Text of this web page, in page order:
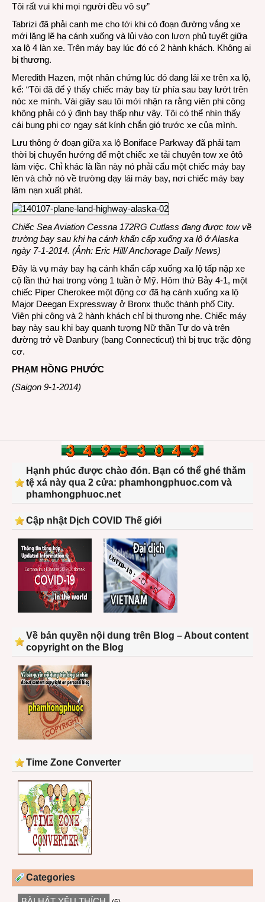
Tôi rất vui khi mọi người đều vô sự”
Tabrizi đã phải canh me cho tới khi có đoạn đường vắng xe
mới lặng lẽ hạ cánh xuống và lủi vào con lươn phủ tuyết giữa
xa lộ 4 làn xe. Trên máy bay lúc đó có 2 hành khách. Không ai
bị thương.
Meredith Hazen, một nhân chứng lúc đó đang lái xe trên xa lộ,
kể: “Tôi đã để ý thấy chiếc máy bay từ phía sau bay lướt trên
nóc xe mình. Vài giây sau tôi mới nhận ra rằng viên phi công
không phải có ý định bay thấp như vậy. Tôi có thể nhìn thấy
cái bụng phi cơ ngay sát kính chắn gió trước xe của mình.
Lưu thông ở đoạn giữa xa lộ Boniface Parkway đã phải tạm
thời bị chuyển hướng để một chiếc xe tải chuyên tow xe ôtô
làm việc. Chỉ khác là lần này nó phải cẩu một chiếc máy bay
lên và chở nó về trường dạy lái máy bay, nơi chiếc máy bay
lâm nạn xuất phát.
Chiếc Sea Aviation Cessna 172RG Cutlass đang được tow về
trường bay sau khi hạ cánh khẩn cấp xuống xa lộ ở Alaska
ngày 7-1-2014. (Ảnh: Eric Hill/ Anchorage Daily News)
Đây là vụ máy bay hạ cánh khẩn cấp xuống xa lộ tấp nập xe
cộ lần thứ hai trong vòng 1 tuần ở Mỹ. Hôm thứ Bảy 4-1, một
chiếc Piper Cherokee một động cơ đã hạ cánh xuống xa lộ
Major Deegan Expressway ở Bronx thuộc thành phố City.
Viên phi công và 2 hành khách chỉ bị thương nhẹ. Chiếc máy
bay này sau khi bay quanh tượng Nữ thần Tự do và trên
đường trở về Danbury (bang Connecticut) thì bị trục trặc động
cơ.
PHẠM HỒNG PHƯỚC
(Saigon 9-1-2014)
Hạnh phúc được chào đón. Bạn có thể ghé thăm
tệ xá này qua 2 cửa: phamhongphuoc.com và
phamhongphuoc.net
Cập nhật Dịch COVID Thế giới
Về bản quyền nội dung trên Blog – About content
copyright on the Blog
Time Zone Converter
Categories